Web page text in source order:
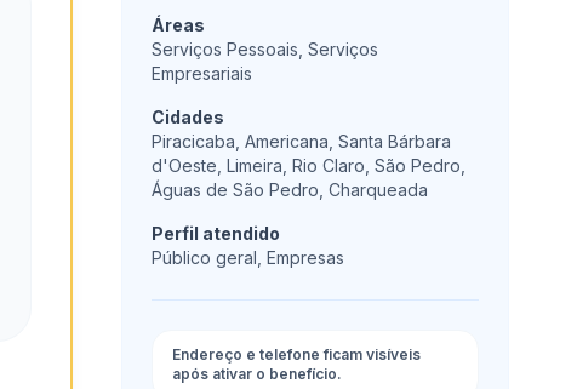
Áreas
Serviços Pessoais, Serviços
Empresariais
Cidades
Piracicaba, Americana, Santa Bárbara
d'Oeste, Limeira, Rio Claro, São Pedro,
Águas de São Pedro, Charqueada
Perfil atendido
Público geral, Empresas
Endereço e telefone ficam visíveis
após ativar o benefício.